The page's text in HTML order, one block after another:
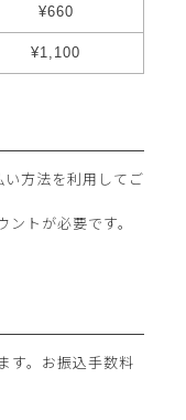
¥660
¥1,100
方法を利用してご
トが必要です。
す。お振込手数料